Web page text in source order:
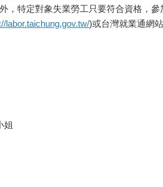
，特定對象失業勞工只要符合資格，
labor.taichung.gov.tw/)或台灣就業通網
姐